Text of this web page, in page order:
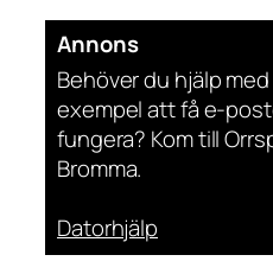
Annons
Behöver du hjälp
exempel att få e-
fungera? Kom till
Bromma.
Datorhjälp